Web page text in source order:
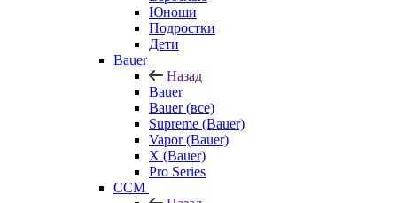
Юноши
Подростки
Дети
Bauer
Назад
Bauer
Bauer (все)
Supreme (Bauer)
Vapor (Bauer)
X (Bauer)
Pro Series
CCM